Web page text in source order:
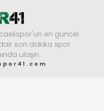
en güncel
son dakika spor
ulaşın